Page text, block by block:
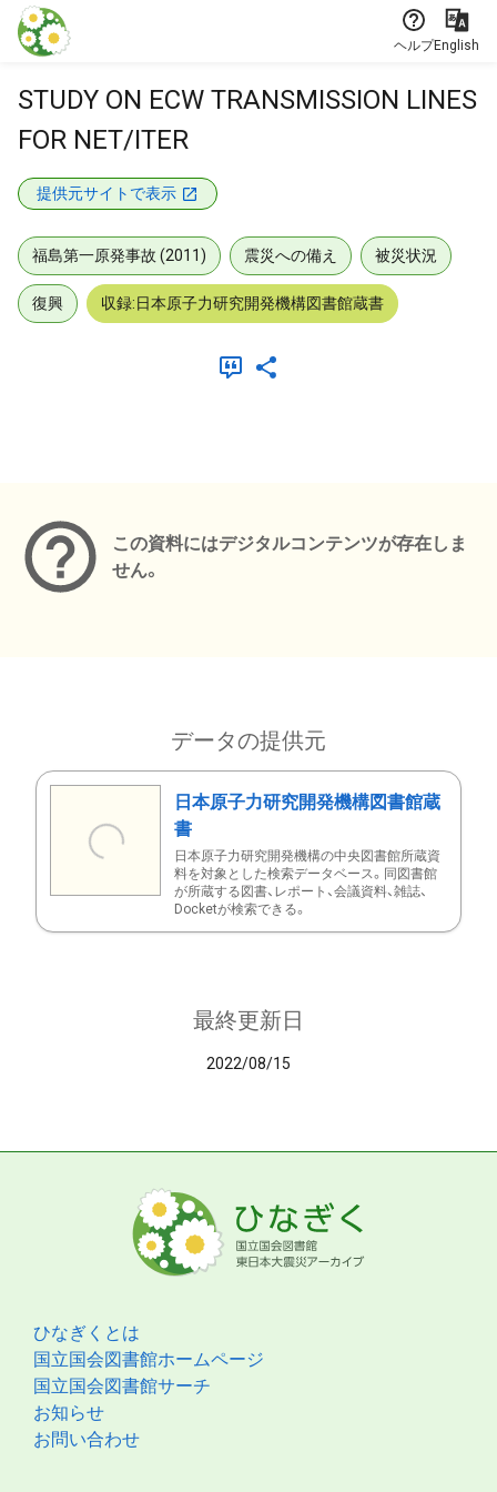
本文に飛ぶ
ヘルプEnglish
STUDY ON ECW TRANSMISSION LINES
FOR NET/ITER
提供元サイトで表示
福島第一原発事故 (2011) 震災への備え 被災状況
復興 収録:日本原子力研究開発機構図書館蔵書
この資料にはデジタルコンテンツが存在しま
せん。
データの提供元
日本原子力研究開発機構図書館蔵
書
日本原子力研究開発機構の中央図書館所蔵資
料を対象とした検索データベース。同図書館
が所蔵する図書、レポート、会議資料、雑誌、
Docketが検索できる。
最終更新日
2022/08/15
ひなぎくとは
国立国会図書館ホームページ
国立国会図書館サーチ
お知らせ
お問い合わせ